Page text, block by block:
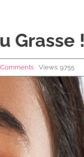
Grasse !
Views: 9755